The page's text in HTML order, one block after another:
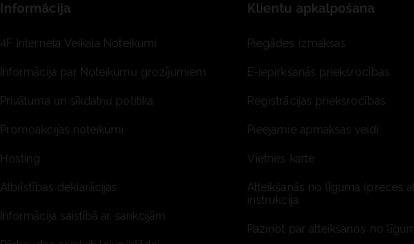
Informācija
4F Interneta Veikala Noteikumi
Informācija par Noteikumu grozījumiem
Privātuma un sīkdatņu politika
Promoakcijas noteikumi
Hosting
Atbilstības deklarācijas
Informācija saistībā ar sankcijām
Klientu apkalpošana
Piegādes izmaksas
E-iepirkšanās priekšrocības
Reģistrācijas priekšrocības
Pieejamie apmaksas veidi
Vietnes karte
Atteikšanās no līguma (preces
instrukcija
Paziņot par atteikšanos no